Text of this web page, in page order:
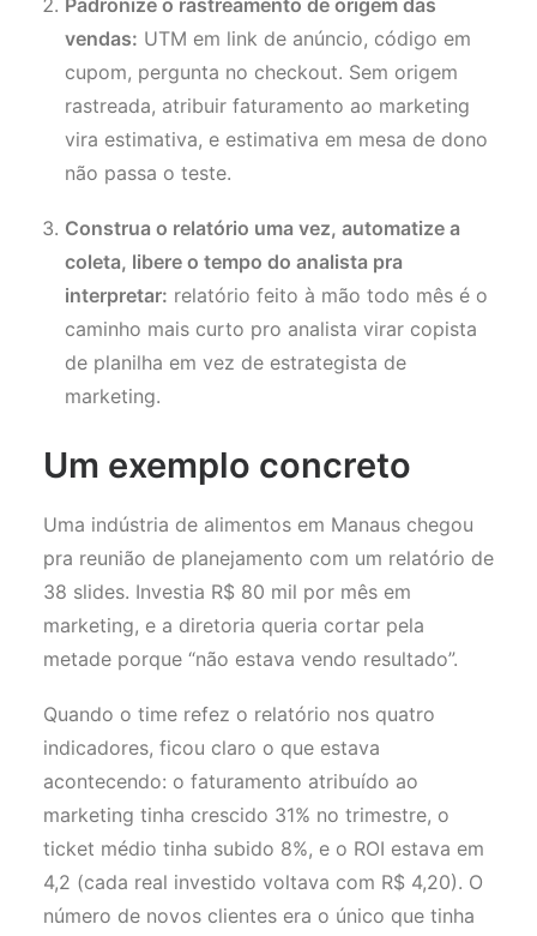
Padronize o rastreamento de origem das
vendas: UTM em link de anúncio, código em
cupom, pergunta no checkout. Sem origem
rastreada, atribuir faturamento ao marketing
vira estimativa, e estimativa em mesa de dono
não passa o teste.
Construa o relatório uma vez, automatize a
coleta, libere o tempo do analista pra
interpretar: relatório feito à mão todo mês é o
caminho mais curto pro analista virar copista
de planilha em vez de estrategista de
marketing.
Um exemplo concreto
Uma indústria de alimentos em Manaus chegou
pra reunião de planejamento com um relatório de
38 slides. Investia R$ 80 mil por mês em
marketing, e a diretoria queria cortar pela
metade porque “não estava vendo resultado”.
Quando o time refez o relatório nos quatro
indicadores, ficou claro o que estava
acontecendo: o faturamento atribuído ao
marketing tinha crescido 31% no trimestre, o
ticket médio tinha subido 8%, e o ROI estava em
4,2 (cada real investido voltava com R$ 4,20). O
número de novos clientes era o único que tinha